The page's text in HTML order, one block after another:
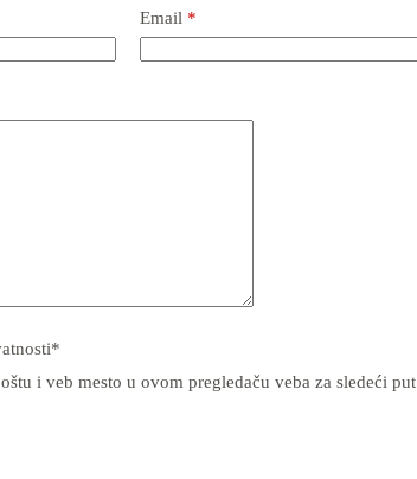
Email *
*
i veb mesto u ovom pregledaču veba za sledeći put